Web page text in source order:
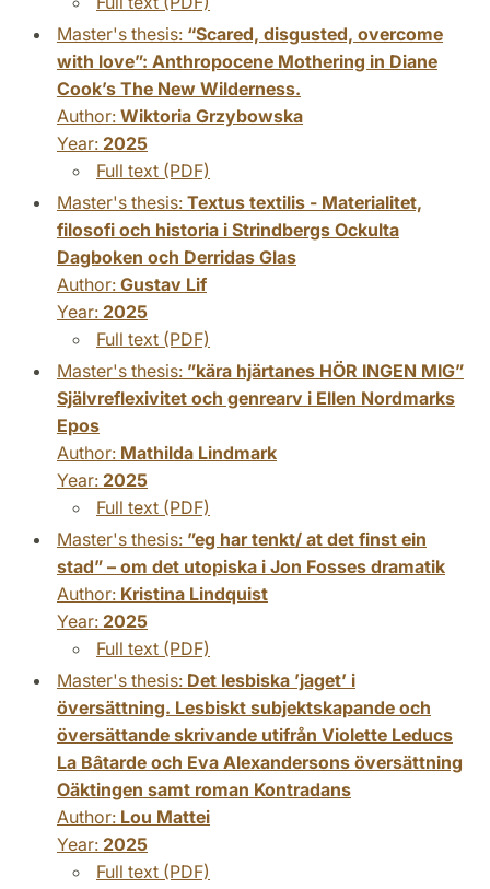
Master's thesis: “Scared, disgusted, overcome
with love”: Anthropocene Mothering in Diane
Cook’s The New Wilderness.
Author: Wiktoria Grzybowska
Year: 2025
Full text (PDF)
Master's thesis: Textus textilis - Materialitet,
filosofi och historia i Strindbergs Ockulta
Dagboken och Derridas Glas
Author: Gustav Lif
Year: 2025
Full text (PDF)
Master's thesis: ”kära hjärtanes HÖR INGEN MIG”
Självreflexivitet och genrearv i Ellen Nordmarks
Epos
Author: Mathilda Lindmark
Year: 2025
Full text (PDF)
Master's thesis: ”eg har tenkt/ at det finst ein
stad” – om det utopiska i Jon Fosses dramatik
Author: Kristina Lindquist
Year: 2025
Full text (PDF)
Master's thesis: Det lesbiska ’jaget’ i
översättning. Lesbiskt subjektskapande och
översättande skrivande utifrån Violette Leducs
La Bâtarde och Eva Alexandersons översättning
Oäktingen samt roman Kontradans
Author: Lou Mattei
Year: 2025
Full text (PDF)